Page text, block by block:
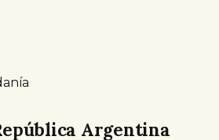
Argentina